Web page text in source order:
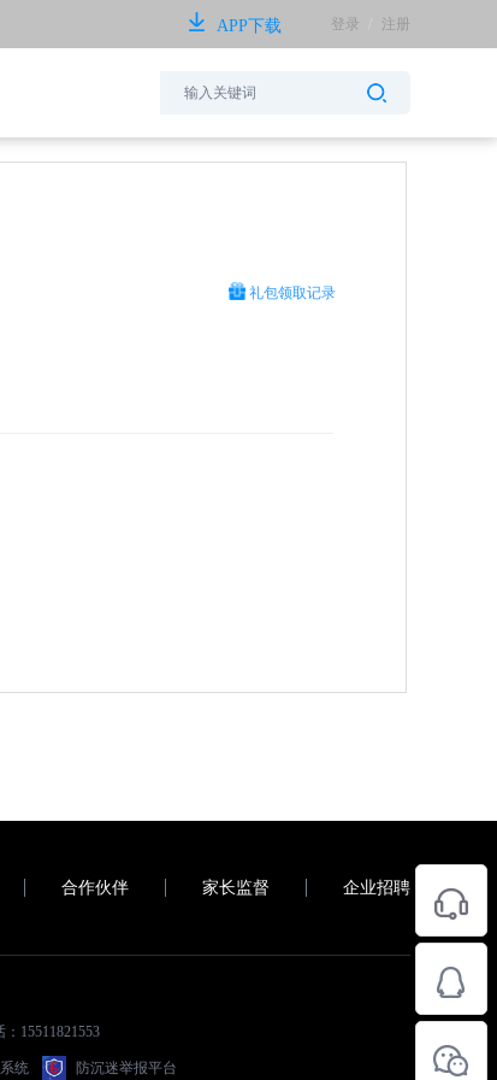
APP下载 登录 注册
礼包领取记录
合作伙伴 家长监督 企业招聘
15511821553
统 防沉迷举报平台